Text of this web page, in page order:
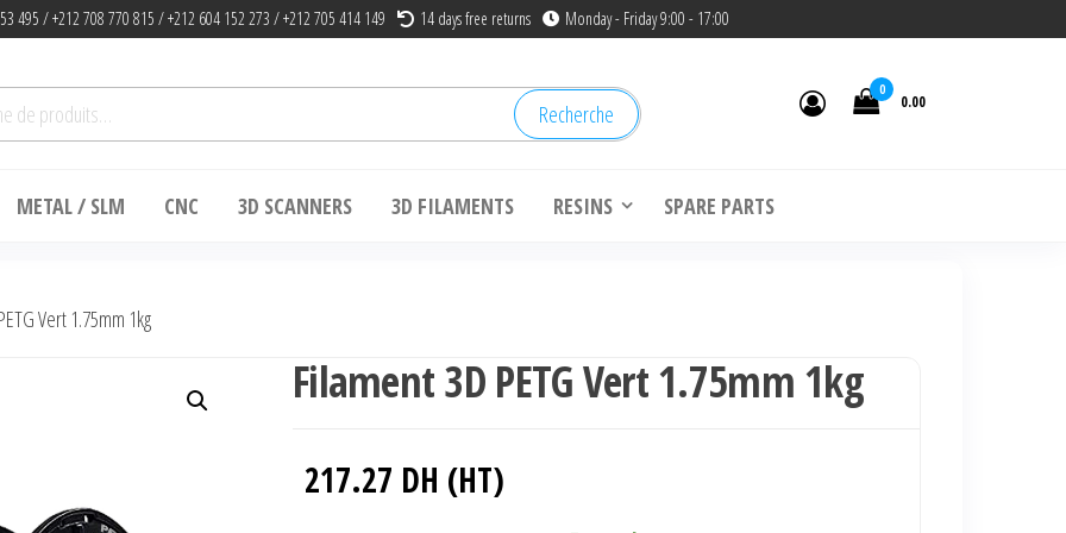
495 / +212 708 770 815 / +212 604 152 273 / +212 705 414 149 14 days free returns Monday - Friday 9:00 - 17:00
Recherche
0
0.00
METAL / SLM CNC 3D SCANNERS 3D FILAMENTS RESINS SPARE PARTS
Vert 1.75mm 1kg
Filament 3D PETG Vert 1.75mm 1kg
217.27 DH (HT)